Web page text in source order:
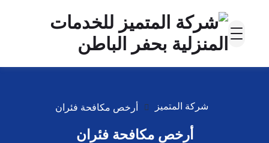
شركة المتميز أرخص مكافحة فئران
أرخص مكافحة فئران